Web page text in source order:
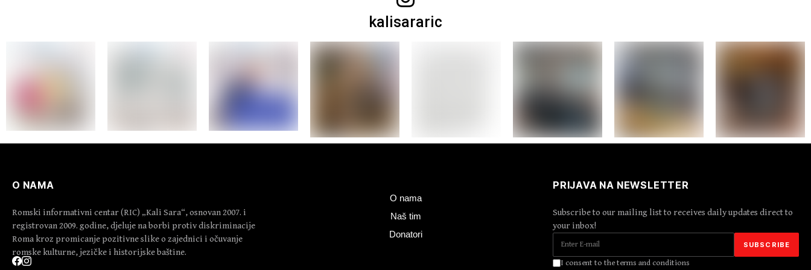
kalisararic
O NAMA
Romski informativni centar (RIC) „Kali Sara“, osnovan 2007. i
registrovan 2009. godine, djeluje na borbi protiv diskriminacije
Roma kroz promicanje pozitivne slike o zajednici i očuvanje
romske kulturne, jezičke i historijske baštine.
O nama
Naš tim
Donatori
PRIJAVA NA NEWSLETTER
Subscribe to our mailing list to receives daily updates direct to
your inbox!
I consent to the terms and conditions